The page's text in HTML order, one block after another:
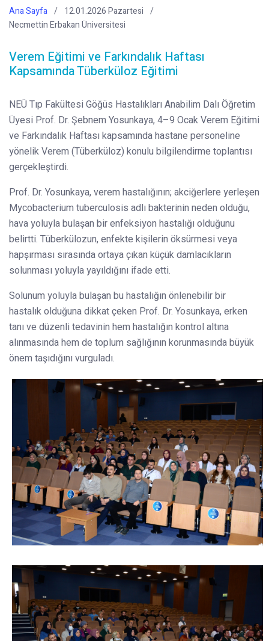
Ana Sayfa
12.01.2026 Pazartesi
Necmettin Erbakan Üniversitesi
Verem Eğitimi ve Farkındalık Haftası
Kapsamında Tüberküloz Eğitimi
NEÜ Tıp Fakültesi Göğüs Hastalıkları Anabilim Dalı Öğretim
Üyesi Prof. Dr. Şebnem Yosunkaya, 4–9 Ocak Verem Eğitimi
ve Farkındalık Haftası kapsamında hastane personeline
yönelik Verem (Tüberküloz) konulu bilgilendirme toplantısı
gerçekleştirdi.
Prof. Dr. Yosunkaya, verem hastalığının; akciğerlere yerleşen
Mycobacterium tuberculosis adlı bakterinin neden olduğu,
hava yoluyla bulaşan bir enfeksiyon hastalığı olduğunu
belirtti. Tüberkülozun, enfekte kişilerin öksürmesi veya
hapşırması sırasında ortaya çıkan küçük damlacıkların
solunması yoluyla yayıldığını ifade etti.
Solunum yoluyla bulaşan bu hastalığın önlenebilir bir
hastalık olduğuna dikkat çeken Prof. Dr. Yosunkaya, erken
tanı ve düzenli tedavinin hem hastalığın kontrol altına
alınmasında hem de toplum sağlığının korunmasında büyük
önem taşıdığını vurguladı.